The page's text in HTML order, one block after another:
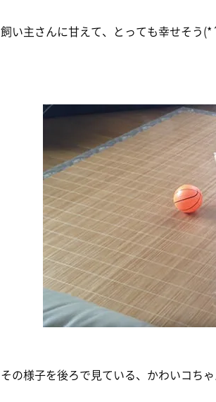
飼い主さんに甘えて、とっても幸せそう
その様子を後ろで見ている、かわいコち